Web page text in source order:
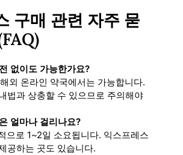
구매 관련 자주 묻
없이도 가능한가요?
외 온라인 약국에서는 가능합니다.
법과 상충할 수 있으므로 주의해야
얼마나 걸리나요?
으로 1~2일 소요됩니다. 익스프레스
공하는 곳도 있습니다.